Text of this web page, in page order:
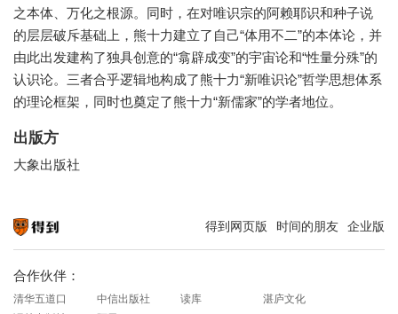
之本体、万化之根源。同时，在对唯识宗的阿赖耶识和种子说
的层层破斥基础上，熊十力建立了自己“体用不二”的本体论，并
由此出发建构了独具创意的“翕辟成变”的宇宙论和“性量分殊”的
认识论。三者合乎逻辑地构成了熊十力“新唯识论”哲学思想体系
的理论框架，同时也奠定了熊十力“新儒家”的学者地位。
出版方
大象出版社
得到网页版 时间的朋友 企业版
合作伙伴：
清华五道口 中信出版社 读库
湛庐文化